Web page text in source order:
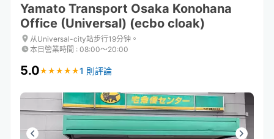
Yamato Transport Osaka Konohana
Office (Universal) (ecbo cloak)
从Universal-city站步行19分钟。
本日營業時間 : 08:00〜20:00
5.0★ ★ ★ ★ ★
★ ★ ★ ★ ★1 則評論